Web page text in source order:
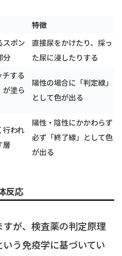
特徴
スポン
分
直接尿をかけたり、採っ
た尿に浸したりする
チする
が塗ら
陽性の場合に「判定線」
として色が出る
行われ
層
陽性・陰性にかかわらず
必ず「終了線」として色
が出る
反応
が、検査薬の判定原理
う免疫学に基づいてい